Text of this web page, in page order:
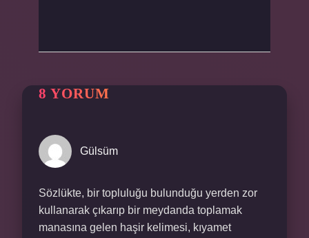
8 YORUM
Gülsüm
Sözlükte, bir topluluğu bulunduğu yerden zor
kullanarak çıkarıp bir meydanda toplamak
manasına gelen haşir kelimesi, kıyamet